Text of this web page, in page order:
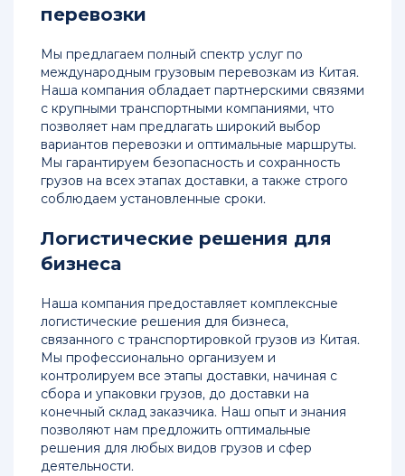
перевозки
из
Китая
Контейнерные
перевозки
из
Китая
в
Россию
Перевозка
товаров
из
в
Россию
Карго
перевозка
из
Китая
в
Россию
перевозки
Мы предлагаем полный спектр услуг по
международным грузовым перевозкам из Китая.
Наша компания обладает партнерскими связями
с крупными транспортными компаниями, что
позволяет нам предлагать широкий выбор
вариантов перевозки и оптимальные маршруты.
Мы гарантируем безопасность и сохранность
грузов на всех этапах доставки, а также строго
соблюдаем установленные сроки.
Логистические решения для
бизнеса
Наша компания предоставляет комплексные
логистические решения для бизнеса,
связанного с транспортировкой грузов из Китая.
Мы профессионально организуем и
контролируем все этапы доставки, начиная с
сбора и упаковки грузов, до доставки на
конечный склад заказчика. Наш опыт и знания
позволяют нам предложить оптимальные
решения для любых видов грузов и сфер
деятельности.